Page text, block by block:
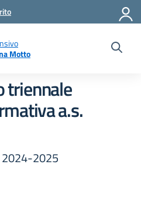
Motto
triennale
a.s.
2025